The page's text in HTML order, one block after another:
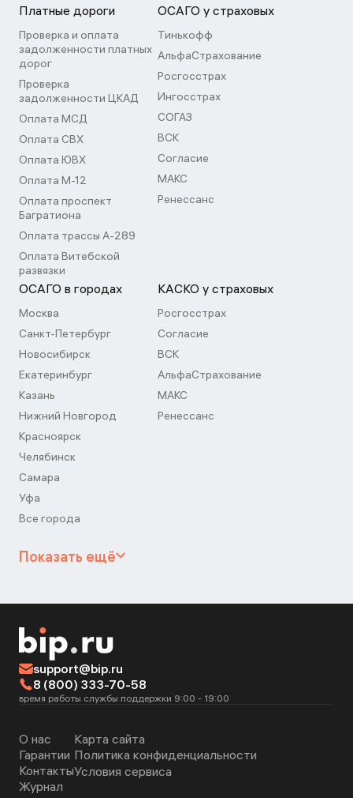
Платные дороги
Проверка и оплата
задолженности платных
дорог
Проверка
задолженности ЦКАД
Оплата МСД
Оплата СВХ
Оплата ЮВХ
Оплата М-12
Оплата проспект
Багратиона
Оплата трассы А-289
Оплата Витебской
развязки
ОСАГО у страховых
Тинькофф
АльфаСтрахование
Росгосстрах
Ингосстрах
СОГАЗ
ВСК
Согласие
МАКС
Ренессанс
ОСАГО в городах
Москва
Санкт-Петербург
Новосибирск
Екатеринбург
Казань
Нижний Новгород
Красноярск
Челябинск
Самара
Уфа
Все города
КАСКО у страховых
Росгосстрах
Согласие
ВСК
АльфаСтрахование
МАКС
Ренессанс
Показать ещё
support@bip.ru
8 (800) 333-70-58
время работы службы поддержки 9:00 - 19:00
О нас
Гарантии
Контакты
Журнал
Карта сайта
Политика конфиденциальности
Условия сервиса